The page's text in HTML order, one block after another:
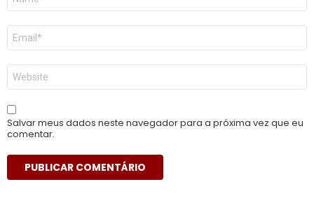
E-
mail
*
Site
Salvar meus dados neste navegador para a próxima vez que eu
comentar.